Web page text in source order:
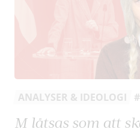
ANALYSER & IDEOLOGI
M låtsas som att